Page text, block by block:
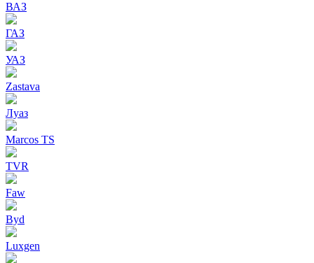
ВАЗ
ГАЗ
УАЗ
Zastava
Луаз
Marcos TS
TVR
Faw
Byd
Luxgen